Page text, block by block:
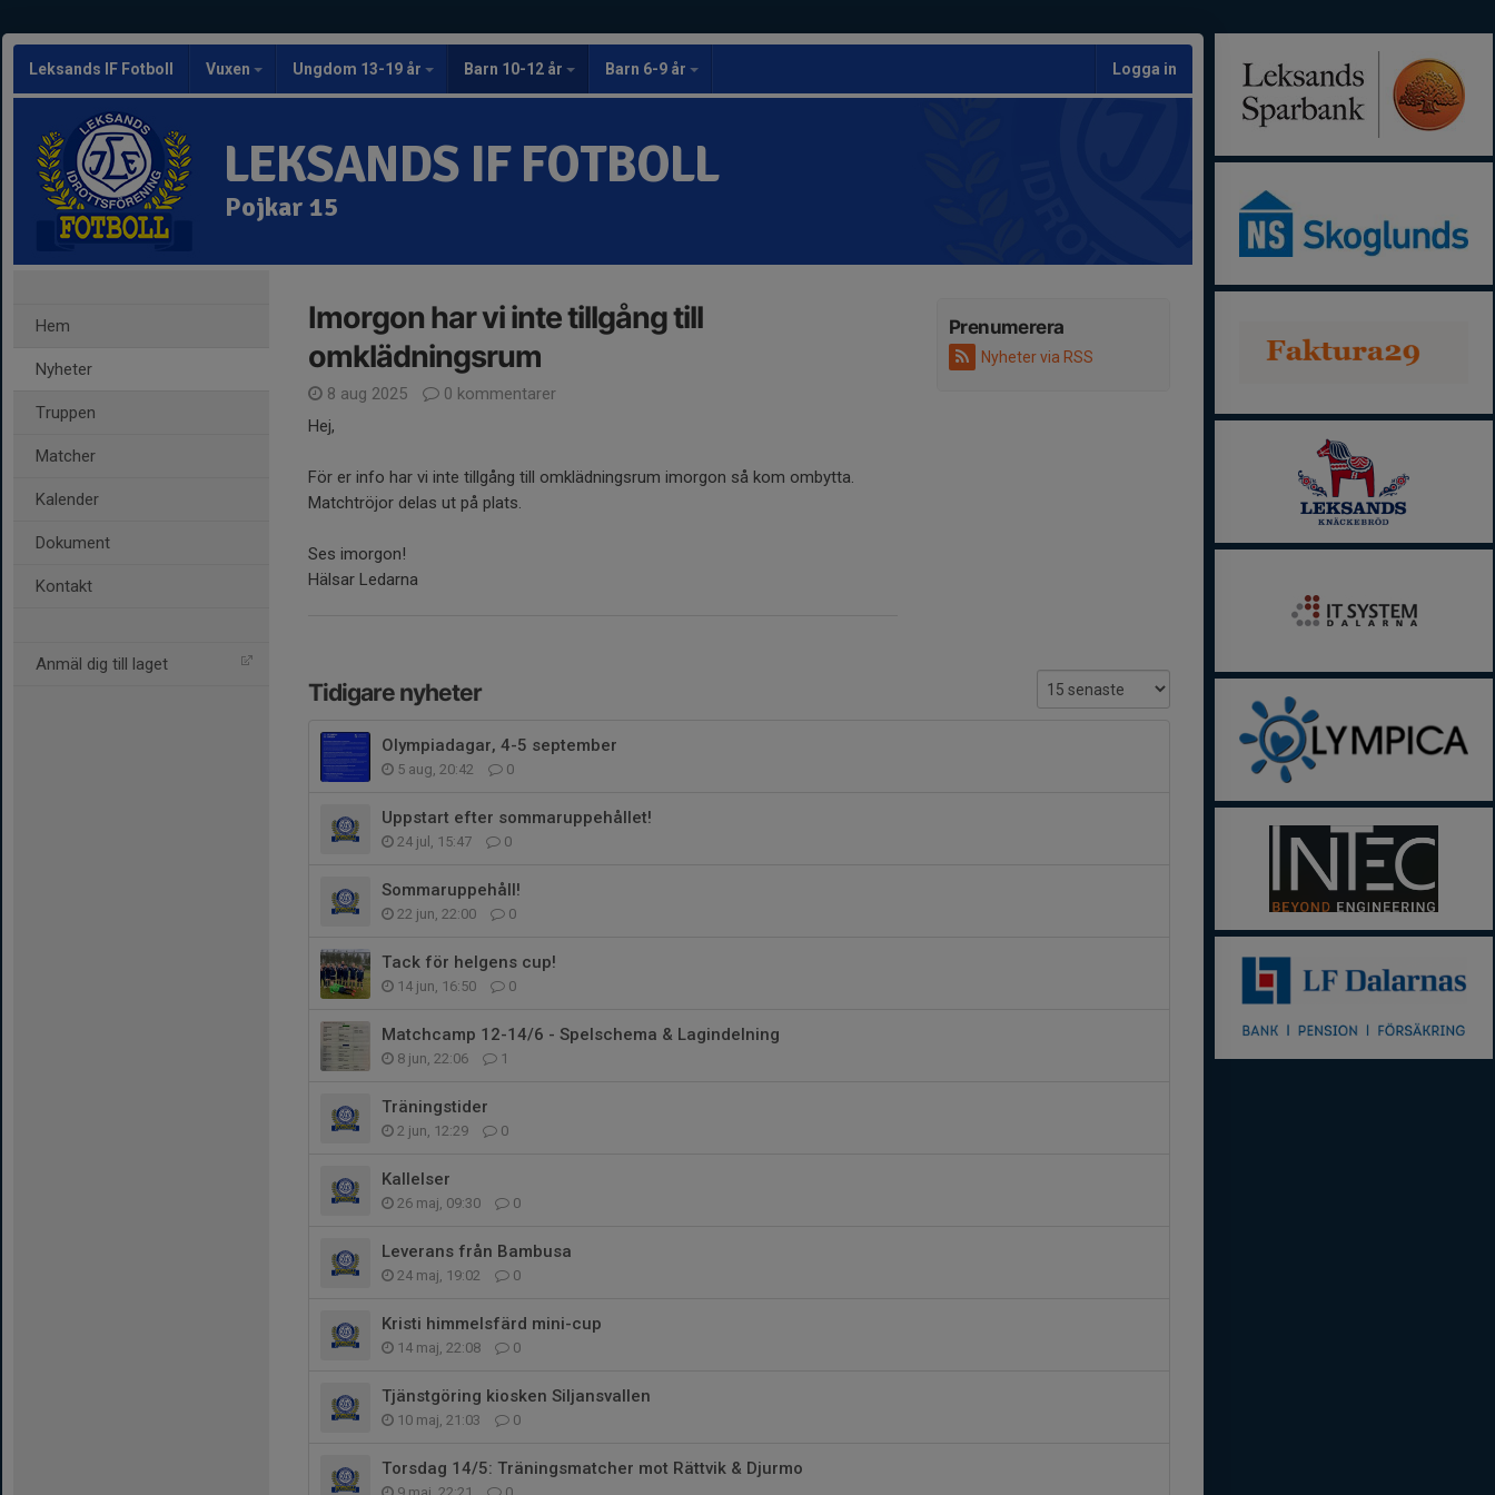
Leksands IF Fotboll Vuxen Ungdom 13-19 år Barn 10-12 år Barn 6-9 år Logga in
LEKSANDS IF FOTBOLL
Pojkar 15
Hem
Nyheter
Truppen
Matcher
Kalender
Dokument
Kontakt
Anmäl dig till laget
Prenumerera
Nyheter via RSS
Imorgon har vi inte tillgång till
omklädningsrum
8 aug 2025
0 kommentarer
Hej,
För er info har vi inte tillgång till omklädningsrum imorgon så kom ombytta.
Matchtröjor delas ut på plats.
Ses imorgon!
Hälsar Ledarna
Tidigare nyheter
Olympiadagar, 4-5 september
5 aug, 20:42 0
Uppstart efter sommaruppehållet!
24 jul, 15:47 0
Sommaruppehåll!
22 jun, 22:00 0
Tack för helgens cup!
14 jun, 16:50 0
Matchcamp 12-14/6 - Spelschema & Lagindelning
8 jun, 22:06 1
Träningstider
2 jun, 12:29 0
Kallelser
26 maj, 09:30 0
Leverans från Bambusa
24 maj, 19:02 0
Kristi himmelsfärd mini-cup
14 maj, 22:08 0
Tjänstgöring kiosken Siljansvallen
10 maj, 21:03 0
Torsdag 14/5: Träningsmatcher mot Rättvik & Djurmo